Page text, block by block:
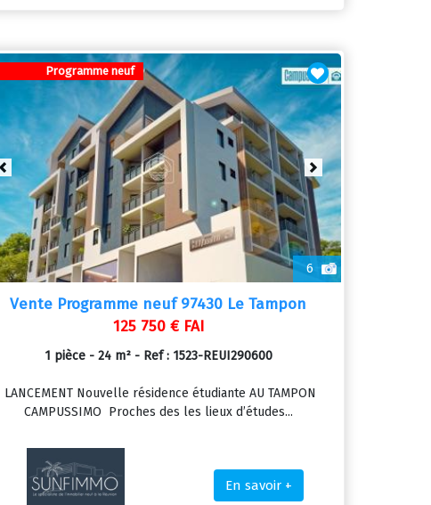
Programme neuf
6
Previous Next
Vente Programme neuf 97430 Le Tampon
125 750 € FAI
1 pièce - 24 m² - Ref : 1523-REUI290600
LANCEMENT Nouvelle résidence étudiante AU TAMPON
CAMPUSSIMO Proches des les lieux d’études...
En savoir +